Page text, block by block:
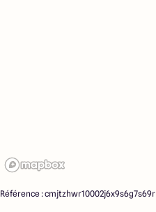
Référence : cmjtzhwr10002j6x9s6g7s69r